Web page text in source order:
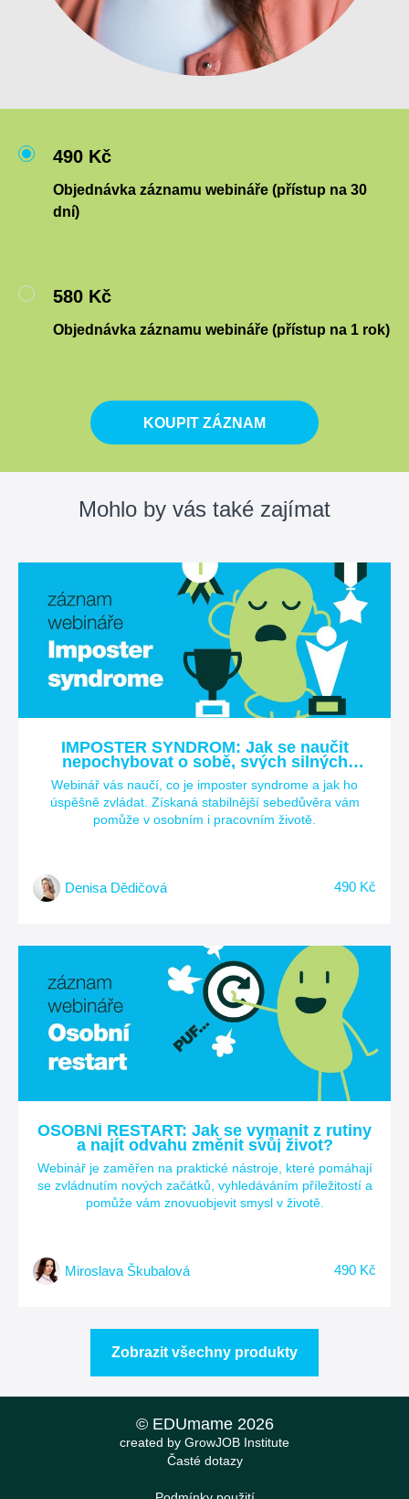
490 Kč
Objednávka záznamu webináře (přístup na 30
dní)
580 Kč
Objednávka záznamu webináře (přístup na 1 rok)
KOUPIT ZÁZNAM
Mohlo by vás také zajímat
IMPOSTER SYNDROM: Jak se naučit
nepochybovat o sobě, svých silných
stránkách a úspěších?
Webinář vás naučí, co je imposter syndrome a jak ho
úspěšně zvládat. Získaná stabilnější sebedůvěra vám
pomůže v osobním i pracovním životě.
Denisa Dědičová 490 Kč
OSOBNÍ RESTART: Jak se vymanit z rutiny
a najít odvahu změnit svůj život?
Webinář je zaměřen na praktické nástroje, které pomáhají
se zvládnutím nových začátků, vyhledáváním příležitostí a
pomůže vám znovuobjevit smysl v životě.
Miroslava Škubalová 490 Kč
Zobrazit všechny produkty
© EDUmame 2026
created by GrowJOB Institute
Časté dotazy